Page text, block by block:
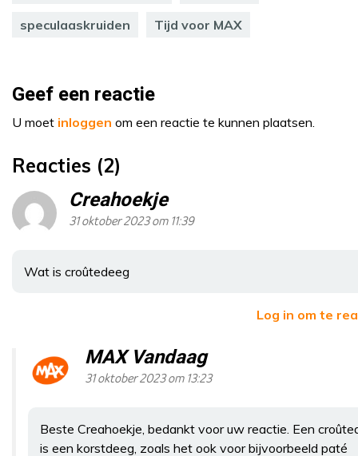
speculaaskruiden Tijd voor MAX
Geef een reactie
U moet inloggen om een reactie te kunnen plaatsen.
Reacties (2)
Creahoekje
31 oktober 2023 om 11:39
Wat is croûtedeeg
Log in om te
MAX Vandaag
31 oktober 2023 om 13:23
Beste Creahoekje, bedankt voor uw reactie. Een
is een korstdeeg, zoals het ook voor bijvoorbeeld paté